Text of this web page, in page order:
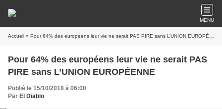
MENU
Accueil » Pour 64% des européens leur vie ne serait PAS PIRE sans L’UNION EUROPÉENNE
Pour 64% des européens leur vie ne serait PAS
PIRE sans L’UNION EUROPÉENNE
Publié le 15/10/2018 à 06:00
Par El Diablo